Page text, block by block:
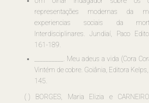
representações modernas da
experiencias sociais da
Interdisciplinares. Jundiaí, Paco
161-189.
__________. Meu adeus a vida (Cora
Vintém de cobre. Goiânia, Editora
145.
( ) BORGES, Maria Elizia e